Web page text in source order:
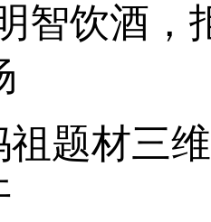
智饮酒
题材三